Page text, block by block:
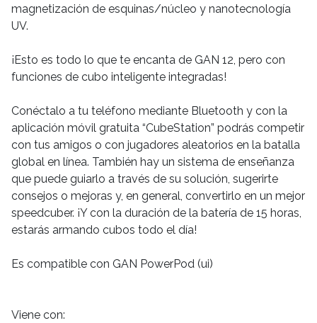
magnetización de esquinas/núcleo y nanotecnología
UV.
¡Esto es todo lo que te encanta de GAN 12, pero con
funciones de cubo inteligente integradas!
Conéctalo a tu teléfono mediante Bluetooth y con la
aplicación móvil gratuita “CubeStation” podrás competir
con tus amigos o con jugadores aleatorios en la batalla
global en línea. También hay un sistema de enseñanza
que puede guiarlo a través de su solución, sugerirte
consejos o mejoras y, en general, convertirlo en un mejor
speedcuber. ¡Y con la duración de la batería de 15 horas,
estarás armando cubos todo el día!
Es compatible con GAN PowerPod (ui)
Viene con: